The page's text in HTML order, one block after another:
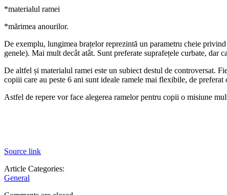
*materialul ramei
*mărimea anourilor.
De exemplu, lungimea brațelor reprezintă un parametru cheie
genele). Mai mult decât atât. Sunt preferate suprafețele curbate, dar
De altfel și materialul ramei este un subiect destul de controversat.
copiii care au peste 6 ani sunt ideale ramele mai flexibile, de
Astfel de repere vor face alegerea ramelor pentru copii o misiune
Source link
Article Categories:
General